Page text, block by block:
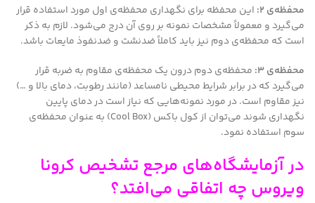
محفظه‌ی ۲:
این محفظه برای نگهداری محفظه‌ی اول مورد استفاده قرار
می‌گیرد و معمولاً مشخصات نمونه بر روی آن درج می‌شود. لازم به ذکر
است که محفظه‌ی دوم نیز باید کاملاً ضدنشت و ضدنفوذ مایعات باشد.
محفظه‌ی ۳:
محفظه‌ی دوم درون یک محفظه‌ی مقاوم به ضربه قرار
می‌گیرد که در برابر شرایط محیطی نامساعد (مانند رطوبت، دمای بالا و …)
نیز مقاوم است. در مورد نمونه‌هایی که نیاز است در دمای پایین
نگهداری شوند می‌توان از کول باکس (Cool Box) به عنوان محفظه‌ی
سوم استفاده نمود.
در آزمایشگاه‌های مرجع تشخیص کرونا
ویروس چه اتفاقی می‌افتد؟